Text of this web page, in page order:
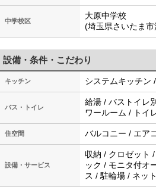
中学校区
大原中学校
(埼玉県さいたま市
設備・条件・こだわり
キッチン システムキッチン
バス・トイレ
給湯 / バストイレ
ワールーム / トイ
住空間 バルコニー / エア
設備・サービス
収納 / クロゼット
ック / モニタ付オ
ス / 駐輪場 / ネッ